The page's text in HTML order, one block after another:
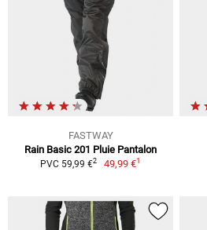
FASTWAY
Rain Basic 201 Pluie Pantalon
PVC 59,99 €2 49,99 €1